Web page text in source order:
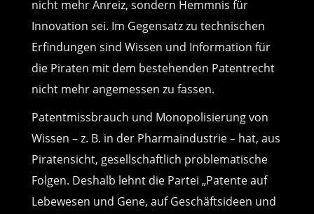
nicht mehr Anreiz, sondern Hemmnis für
Innovation sei. Im Gegensatz zu technischen
Erfindungen sind Wissen und Information für
die Piraten mit dem bestehenden Patentrecht
nicht mehr angemessen zu fassen.
Patentmissbrauch und Monopolisierung von
Wissen – z. B. in der Pharmaindustrie – hat, aus
Piratensicht, gesellschaftlich problematische
Folgen. Deshalb lehnt die Partei „Patente auf
Lebewesen und Gene, auf Geschäftsideen und